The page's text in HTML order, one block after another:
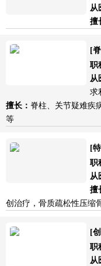
从
擅
[
职
从
求
擅长： 脊柱、关节疑难疾
等
[
职
从
擅
创治疗，骨质疏松性压缩
[
职
从